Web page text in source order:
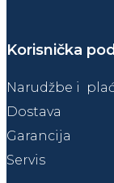
Korisnička
Narudžbe i
Dostava
Garancija
Servis